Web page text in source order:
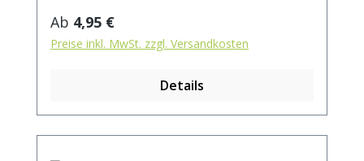
Orangenöl*(2%), natürliches Ingwer-
Aroma(1,5%) . * aus kontrolliert
biologischem Anbau. Zubereitung: ca. 20g
Ziehzeit: max.10 min.
Regulärer Preis:
Ab 4,95 €
Preise inkl. MwSt. zzgl. Versandkosten
Details